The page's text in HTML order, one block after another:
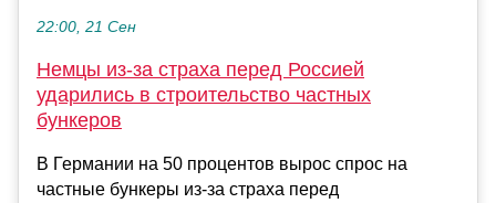
22:00, 21 Сен
Немцы из-за страха перед Россией
ударились в строительство частных
бункеров
В Германии на 50 процентов вырос спрос на
частные бункеры из-за страха перед